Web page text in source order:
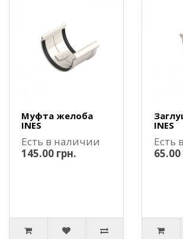
Муфта желоба
INES
Есть в наличии
145.00 грн.
INES
Есть
65.00